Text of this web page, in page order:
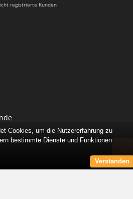
registrierte Kunden
Cookies, um die Nutzererfahrung zu
bestimmte Dienste und Funktionen
Verstanden